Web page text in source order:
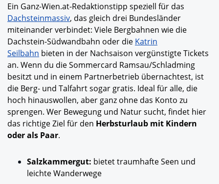
Ein Ganz-Wien.at-Redaktionstipp speziell für das
Dachsteinmassiv, das gleich drei Bundesländer
miteinander verbindet: Viele Bergbahnen wie die
Dachstein-Südwandbahn oder die Katrin
Seilbahn bieten in der Nachsaison vergünstigte Tickets
an. Wenn du die Sommercard Ramsau/Schladming
besitzt und in einem Partnerbetrieb übernachtest, ist
die Berg- und Talfahrt sogar gratis. Ideal für alle, die
hoch hinauswollen, aber ganz ohne das Konto zu
sprengen. Wer Bewegung und Natur sucht, findet hier
das richtige Ziel für den Herbsturlaub mit Kindern
oder als Paar.
Salzkammergut: bietet traumhafte Seen und
leichte Wanderwege